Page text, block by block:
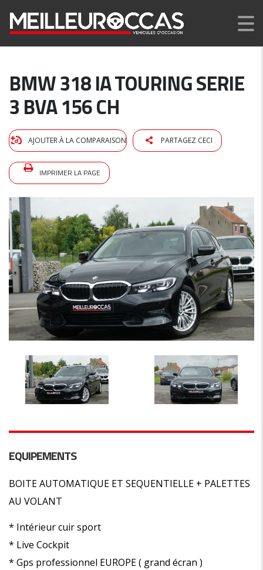
BMW 318 IA TOURING SERIE
3 BVA 156 CH
AJOUTER À LA COMPARAISON PARTAGEZ CECI
IMPRIMER LA PAGE
EQUIPEMENTS
BOITE AUTOMATIQUE ET SEQUENTIELLE + PALETTES
AU VOLANT
* Intérieur cuir sport
* Live Cockpit
* Gps professionnel EUROPE ( grand écran )